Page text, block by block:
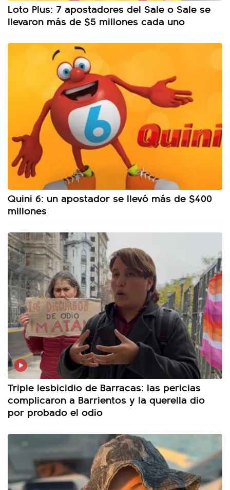
Loto Plus: 7 apostadores del Sale o Sale se
llevaron más de $5 millones cada uno
Quini 6: un apostador se llevó más de $400
millones
Triple lesbicidio de Barracas: las pericias
complicaron a Barrientos y la querella dio
por probado el odio